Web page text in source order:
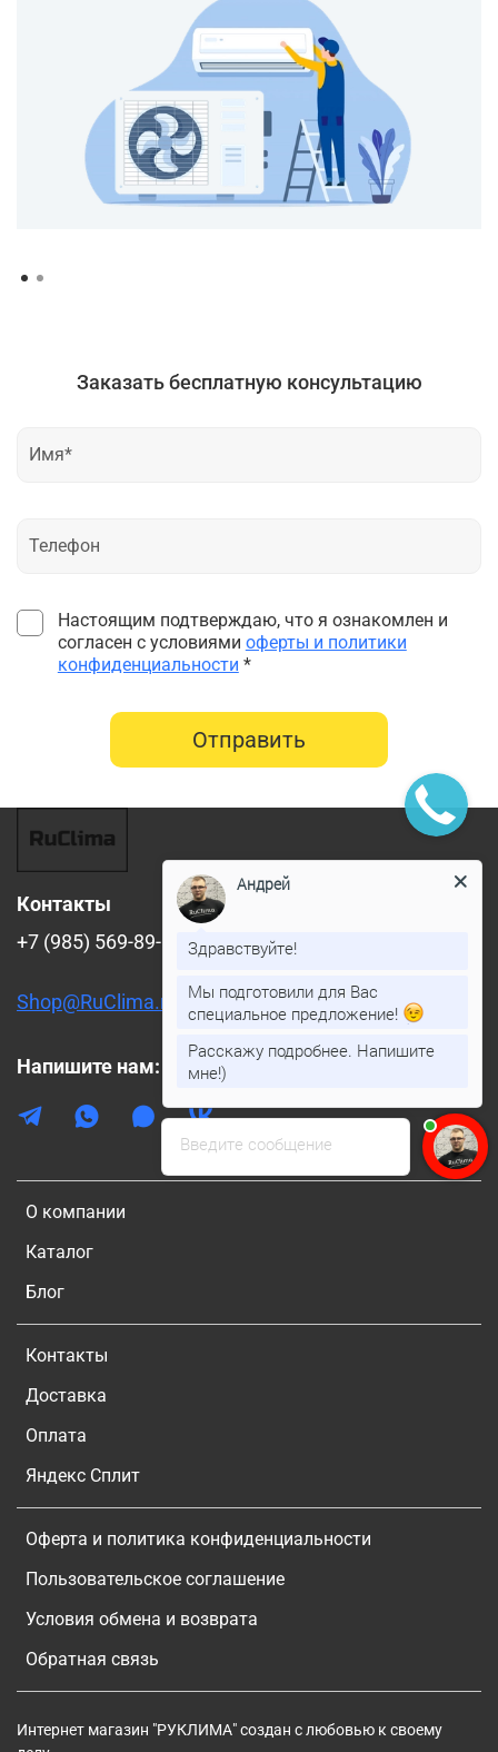
Заказать бесплатную консультацию
Настоящим подтверждаю, что я ознакомлен и
согласен с условиями оферты и политики
конфиденциальности *
Отправить
О компании
Каталог
Блог
Контакты
Доставка
Оплата
Яндекс Сплит
Оферта и политика конфиденциальности
Пользовательское соглашение
Условия обмена и возврата
Обратная связь
Контакты
+7 (985) 569-89-88
Shop@RuClima.ru
Напишите нам:
Интернет магазин "РУКЛИМА" создан с любовью к своему
Введите сообщение
Андрей
Здравствуйте!
Мы подготовили для Вас
специальное предложение!
Расскажу подробнее. Напишите
мне!)